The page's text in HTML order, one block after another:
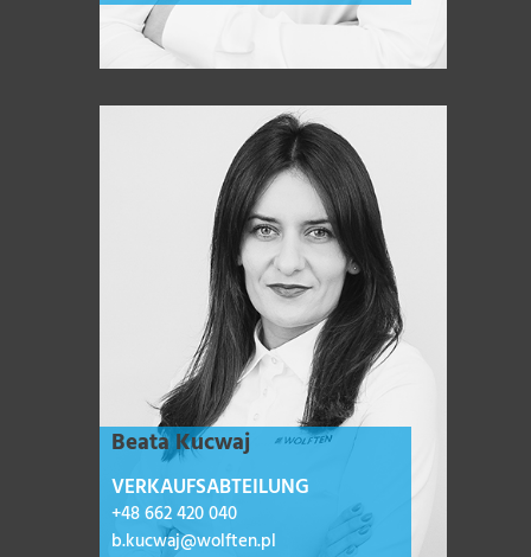
Beata Kucwaj
VERKAUFSABTEILUNG
+48 662 420 040
b.kucwaj@wolften.pl